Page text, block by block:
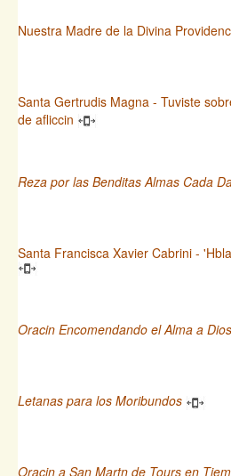
Nuestra Madre de la Divina
Santa Gertrudis Magna - Tuviste
de afliccin
Reza por las Benditas Almas Cada
Santa Francisca Xavier Cabrini -
Oracin Encomendando el Alma a Dios
Letanas para los Moribundos
Oracin a San Martn de Tours en